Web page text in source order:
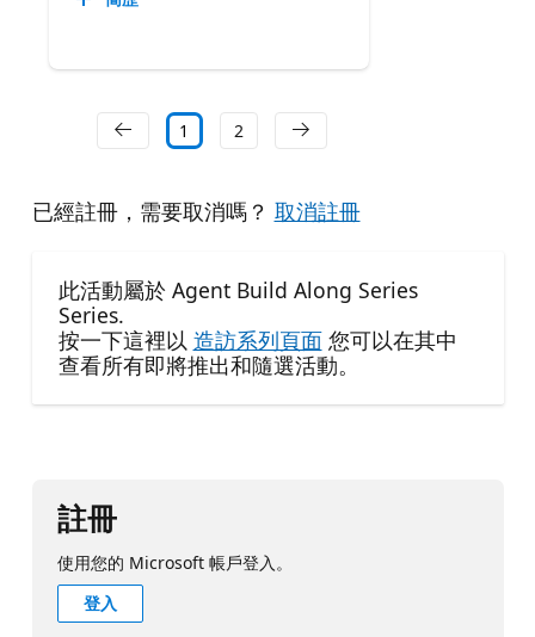
1 2
已經註冊，需要取消嗎？ 取消註冊
此活動屬於 Agent Build Along Series
Series.
按一下這裡以 造訪系列頁面您可以在其中
查看所有即將推出和隨選活動。
註冊
使用您的 Microsoft 帳戶登入。
登入